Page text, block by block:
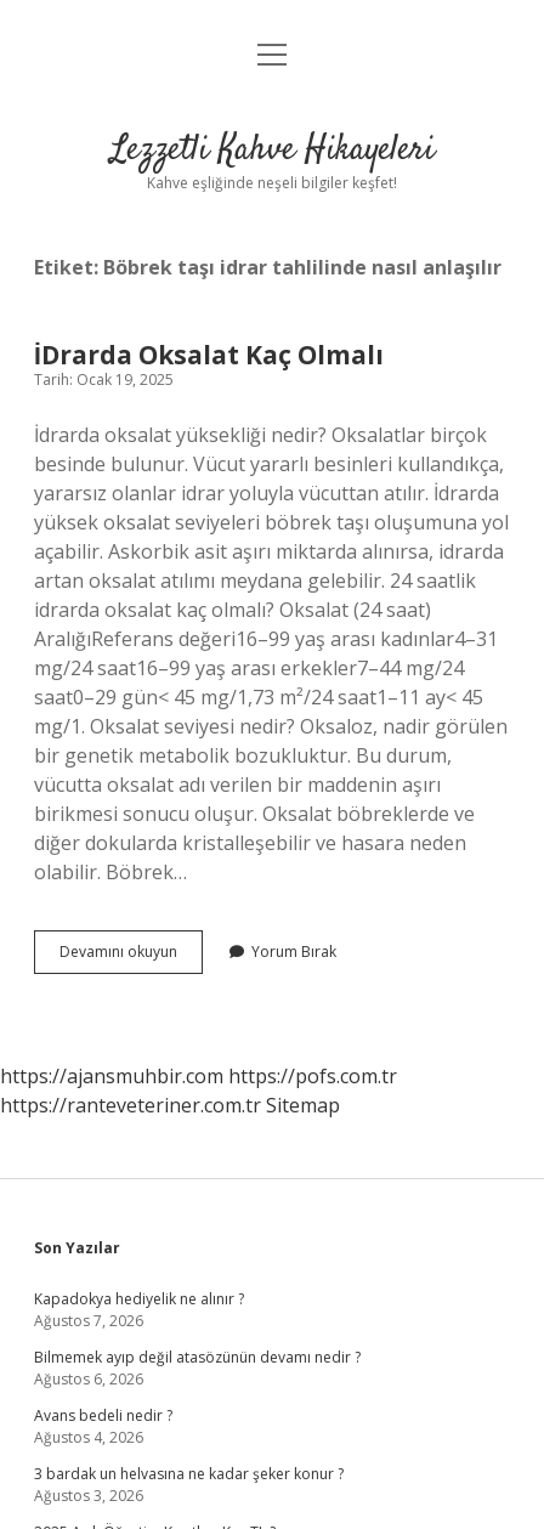
Anasayfa
Yasal Uyarı
menüyü
Lezzetli Kahve Hikayeleri
Kahve eşliğinde neşeli bilgiler keşfet!
Etiket: Böbrek taşı idrar tahlilinde nasıl anlaşılır
İDrarda Oksalat Kaç Olmalı
Tarih: Ocak 19, 2025
İdrarda oksalat yüksekliği nedir? Oksalatlar birçok
besinde bulunur. Vücut yararlı besinleri kullandıkça,
yararsız olanlar idrar yoluyla vücuttan atılır. İdrarda
yüksek oksalat seviyeleri böbrek taşı oluşumuna yol
açabilir. Askorbik asit aşırı miktarda alınırsa, idrarda
artan oksalat atılımı meydana gelebilir. 24 saatlik
idrarda oksalat kaç olmalı? Oksalat (24 saat)
AralığıReferans değeri16–99 yaş arası kadınlar4–31
mg/24 saat16–99 yaş arası erkekler7–44 mg/24
saat0–29 gün< 45 mg/1,73 m²/24 saat1–11 ay< 45
mg/1. Oksalat seviyesi nedir? Oksaloz, nadir görülen
bir genetik metabolik bozukluktur. Bu durum,
vücutta oksalat adı verilen bir maddenin aşırı
birikmesi sonucu oluşur. Oksalat böbreklerde ve
diğer dokularda kristalleşebilir ve hasara neden
olabilir. Böbrek…
Devamını okuyun
Oksalat
Yorum Bırak
https://ajansmuhbir.com https://pofs.com.tr
https://ranteveteriner.com.trSitemap
Sidebar
Son Yazılar
Kapadokya hediyelik ne alınır ?
Ağustos 7, 2026
Bilmemek ayıp değil atasözünün devamı nedir ?
Ağustos 6, 2026
Avans bedeli nedir ?
Ağustos 4, 2026
3 bardak un helvasına ne kadar şeker konur ?
Ağustos 3, 2026